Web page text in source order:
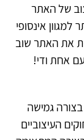
של האתר
אינסופי
את האתר שוב
אחת ודי!
בצורה גמישה
העיצוביים